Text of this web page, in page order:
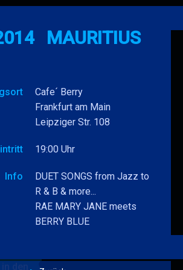
den
den
MAURITIUS
Cafe´ Berry
Frankfurt am Main
Leipziger Str. 108
19:00 Uhr
Info
DUET SONGS from Jazz to
R & B & more...
RAE MARY JANE meets
BERRY BLUE